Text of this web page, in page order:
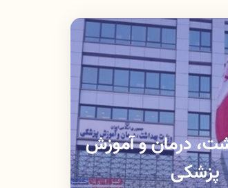
درمان و آموزش
پزشکی